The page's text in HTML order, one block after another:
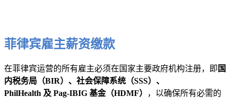
菲律宾雇主薪资缴款
在菲律宾运营的所有雇主必须在国家主要政府机构注册，即 国
内税务局（BIR）、社会保障系统（SSS）、
PhilHealth 及 Pag-IBIG 基金（HDMF）
，以确保所有必需的